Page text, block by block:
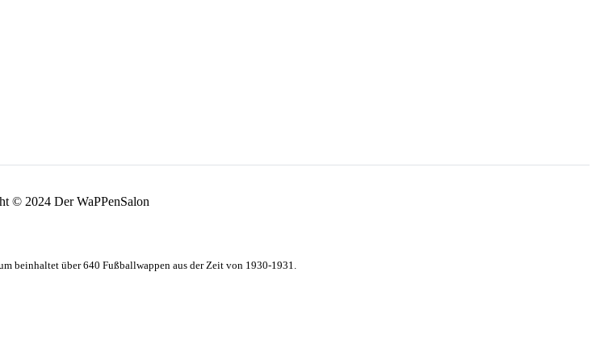
© 2024 Der WaPPenSalon
beinhaltet über 640 Fußballwappen aus der Zeit von 1930-1931.